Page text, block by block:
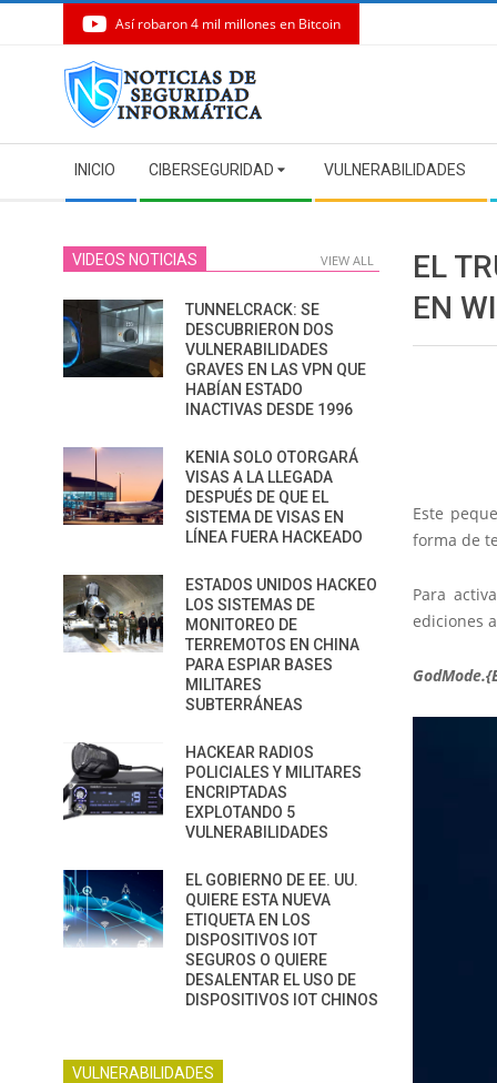
Así robaron 4 mil millones en Bitcoin
Navigation
Menu
INICIO CIBERSEGURIDAD VULNERABILIDADES
EL
EN
Este
forma de
Para
ediciones
VIDEOS NOTICIAS VIEW ALL
TUNNELCRACK: SE
DESCUBRIERON DOS
VULNERABILIDADES
GRAVES EN LAS VPN QUE
HABÍAN ESTADO
INACTIVAS DESDE 1996
KENIA SOLO OTORGARÁ
VISAS A LA LLEGADA
DESPUÉS DE QUE EL
SISTEMA DE VISAS EN
LÍNEA FUERA HACKEADO
ESTADOS UNIDOS HACKEO
LOS SISTEMAS DE
MONITOREO DE
TERREMOTOS EN CHINA
PARA ESPIAR BASES
MILITARES
SUBTERRÁNEAS
HACKEAR RADIOS
POLICIALES Y MILITARES
ENCRIPTADAS
EXPLOTANDO 5
VULNERABILIDADES
EL GOBIERNO DE EE. UU.
QUIERE ESTA NUEVA
ETIQUETA EN LOS
DISPOSITIVOS IOT
SEGUROS O QUIERE
DESALENTAR EL USO DE
DISPOSITIVOS IOT CHINOS
VULNERABILIDADES